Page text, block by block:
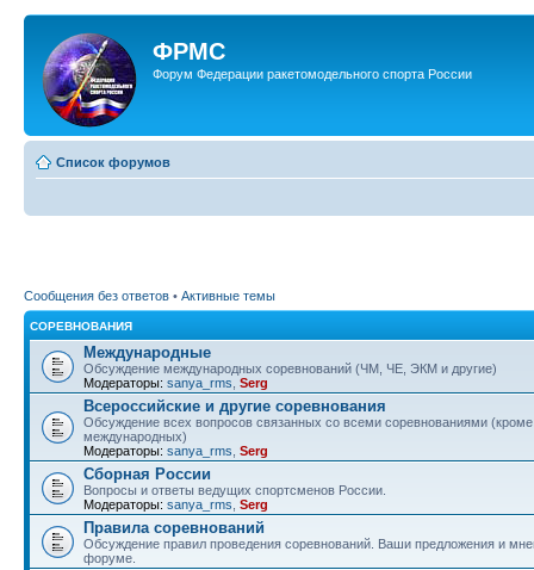
ФРМС
Форум Федерации ракетомодельного спорта России
Список форумов
Сообщения без ответов • Активные темы
СОРЕВНОВАНИЯ
Международные
Обсуждение международных соревнований (ЧМ, ЧЕ, ЭКМ и другие)
Модераторы: sanya_rms Serg
Всероссийские и другие соревнования
Обсуждение всех вопросов связанных со всеми соревнованиями (кроме
международных)
Модераторы: sanya_rms Serg
Сборная России
Вопросы и ответы ведущих спортсменов России.
Модераторы: sanya_rms Serg
Правила соревнований
Обсуждение правил проведения соревнований. Ваши предложения и
форуме.